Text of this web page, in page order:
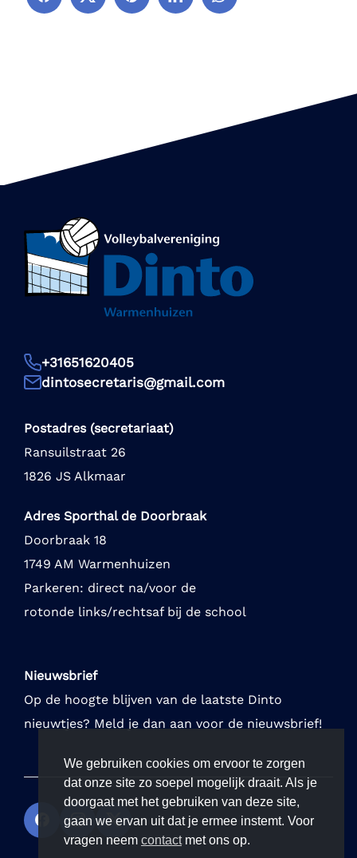
+31651620405
dintosecretaris@gmail.com
Postadres (secretariaat)
Ransuilstraat 26
1826 JS Alkmaar
Adres Sporthal de Doorbraak
Doorbraak 18
1749 AM Warmenhuizen
Parkeren: direct na/voor de
rotonde links/rechtsaf bij de school
Nieuwsbrief
Op de hoogte blijven van de laatste Dinto
nieuwtjes? Meld je dan aan voor de nieuwsbrief!
We gebruiken cookies om ervoor te zorgen
dat onze site zo soepel mogelijk draait. Als je
doorgaat met het gebruiken van deze site,
gaan we ervan uit dat je ermee instemt. Voor
vragen neem contactmet ons op.